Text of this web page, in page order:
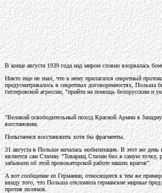
В конце августа 1939 года над миром словно взорвалась
Никто еще не знал, что к нему прилагался секретный
предусматривалось в секретных договоренностях,
гитлеровской агрессии, "прийти на помощь белорусским и
"Великий освободительный поход Красной Армии в
восстановим.
Попытаемся восстановить хотя бы фрагменты.
31 августа в Польше началась мобилизация. В этот же
является сам Сталин: "Товарищ Сталин бил в самую точку,
забывали об этой провокаторской работе наших врагов".
А вот сообщение из Германии, относящееся к тем же
ввиду того, что Польша отклонила германские мирные
против поляков.